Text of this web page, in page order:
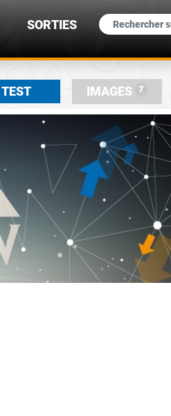
SORTIES
TEST IMAGES 7